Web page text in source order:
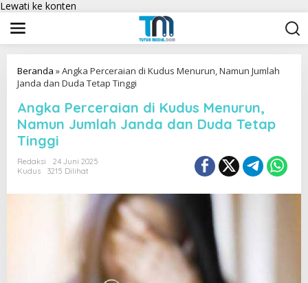
Lewati ke konten
Beranda »Angka Perceraian di Kudus Menurun, Namun Jumlah
Janda dan Duda Tetap Tinggi
Angka Perceraian di Kudus Menurun,
Namun Jumlah Janda dan Duda Tetap
Tinggi
Redaksi
24 Juni 2025
Kudus
3215 Dilihat